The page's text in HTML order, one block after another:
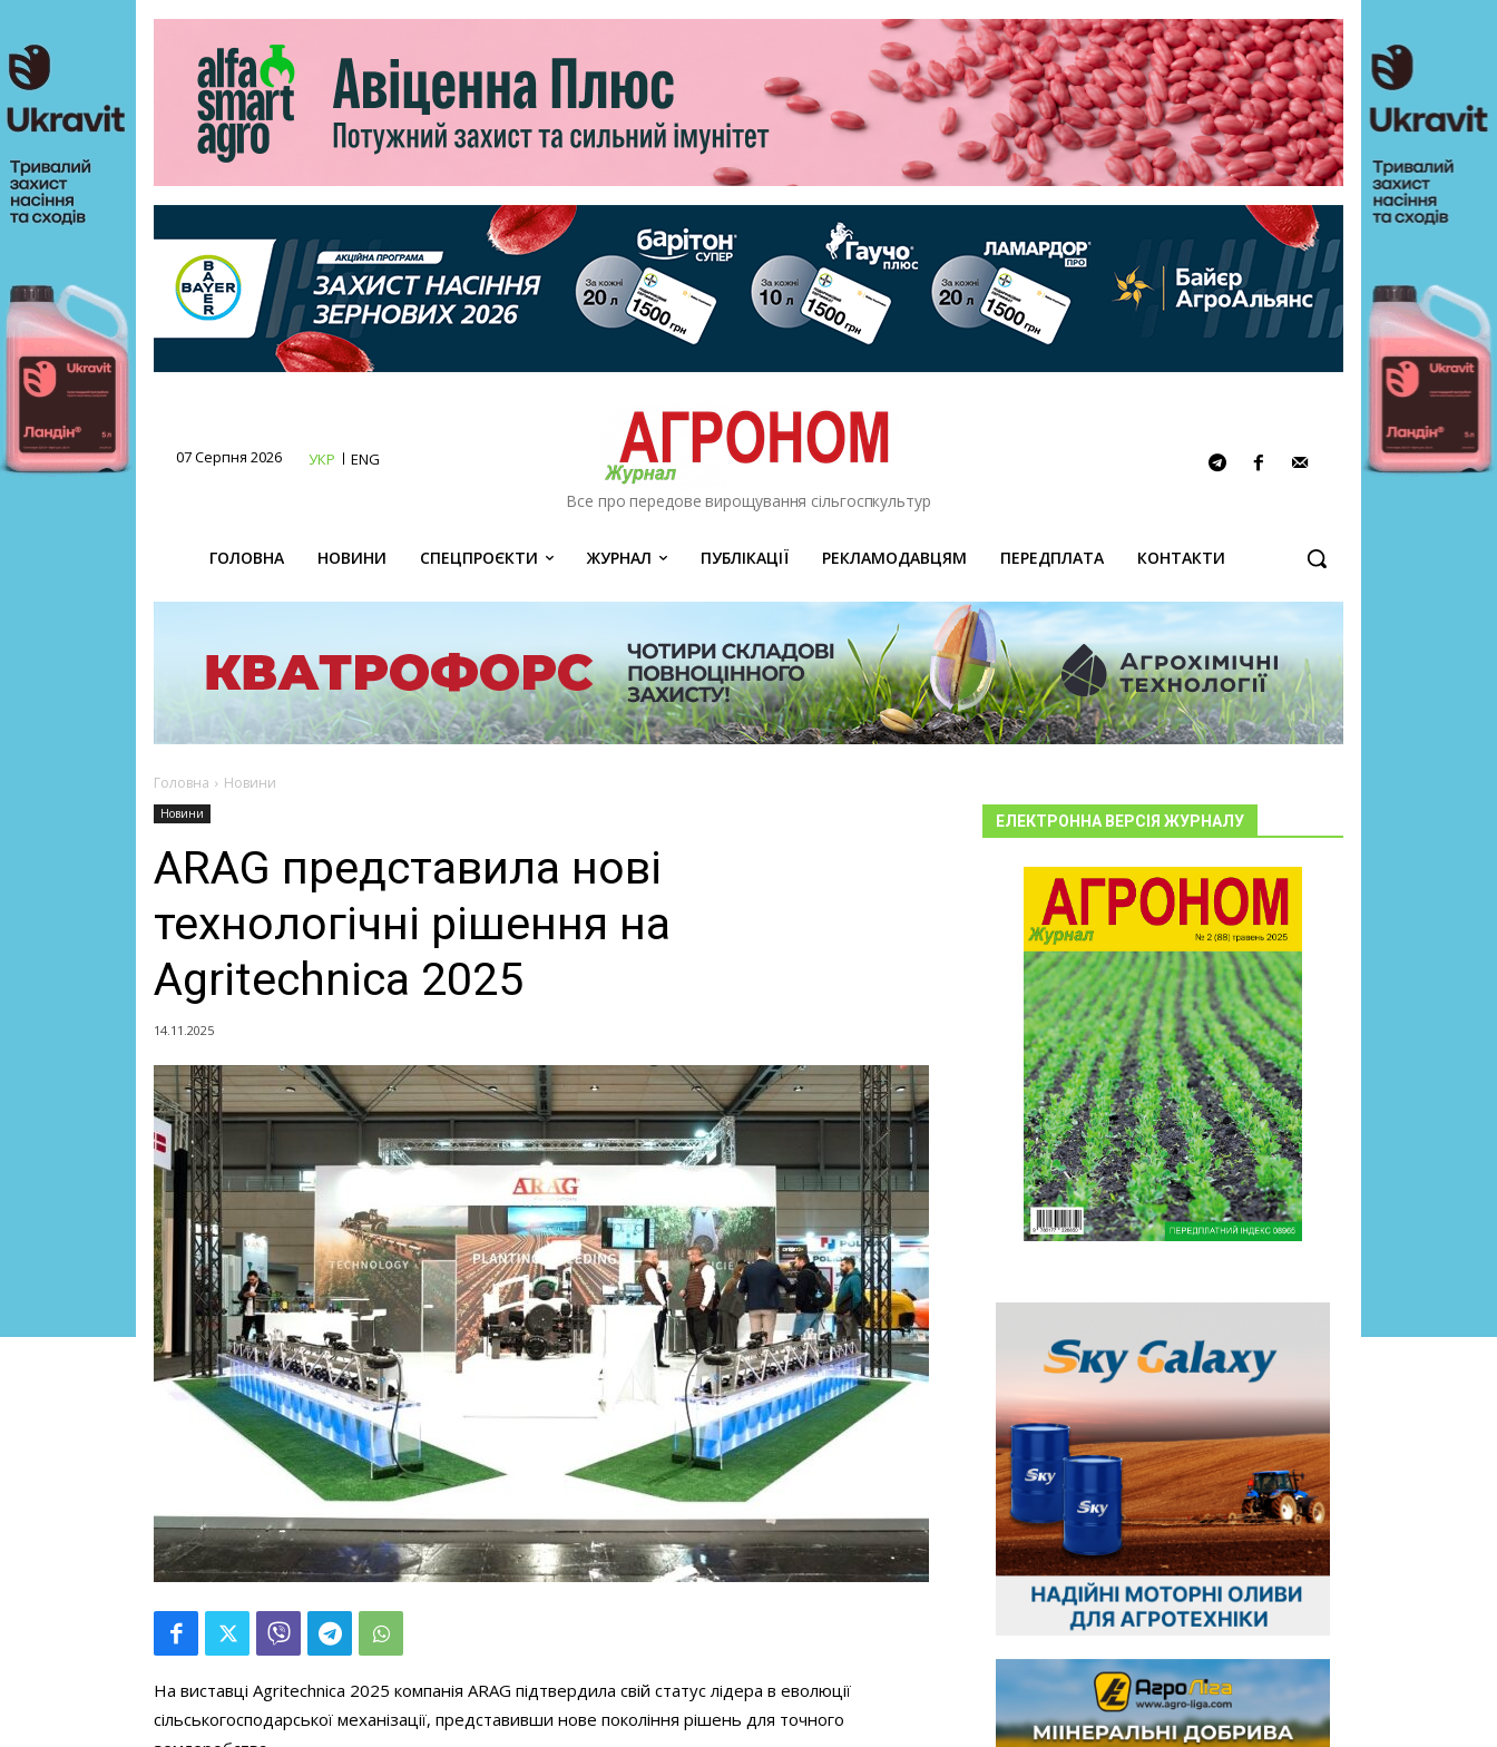
07 Серпня 2026 УКР ENG
Все про передове вирощування сільгоспкультур
ГОЛОВНА НОВИНИ СПЕЦПРОЄКТИ ЖУРНАЛ ПУБЛІКАЦІЇ РЕКЛАМОДАВЦЯМ ПЕРЕДПЛАТА КОНТАКТИ
Головна Новини
Новини
ARAG представила нові
технологічні рішення на
Agritechnica 2025
14.11.2025
На виставці Agritechnica 2025 компанія ARAG підтвердила свій статус лідера в еволюції
сільськогосподарської механізації, представивши нове покоління рішень для точного
ЕЛЕКТРОННА ВЕРСІЯ ЖУРНАЛУ